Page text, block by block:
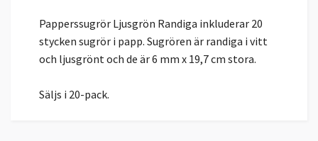
Papperssugrör Ljusgrön Randiga inkluderar 20
stycken sugrör i papp. Sugrören är randiga i vitt
och ljusgrönt och de är 6 mm x 19,7 cm stora.
Säljs i 20-pack.